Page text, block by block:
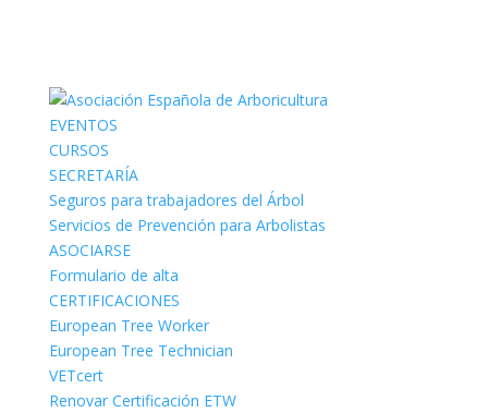
EVENTOS
CURSOS
SECRETARÍA
Seguros para trabajadores del Árbol
Servicios de Prevención para Arbolistas
ASOCIARSE
Formulario de alta
CERTIFICACIONES
European Tree Worker
European Tree Technician
VETcert
Renovar Certificación ETW